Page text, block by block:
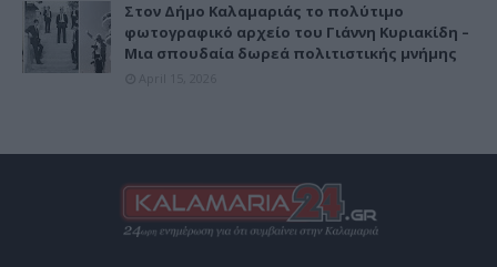
Στον Δήμο Καλαμαριάς το πολύτιμο
φωτογραφικό αρχείο του Γιάννη Κυριακίδη –
Μια σπουδαία δωρεά πολιτιστικής μνήμης